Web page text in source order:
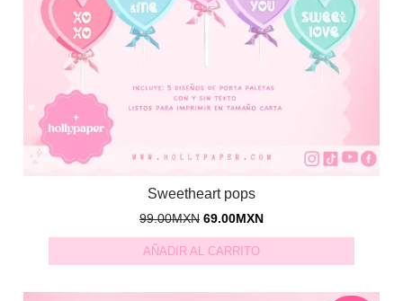
Sweetheart pops
99.00MXN 69.00MXN
AÑADIR AL CARRITO